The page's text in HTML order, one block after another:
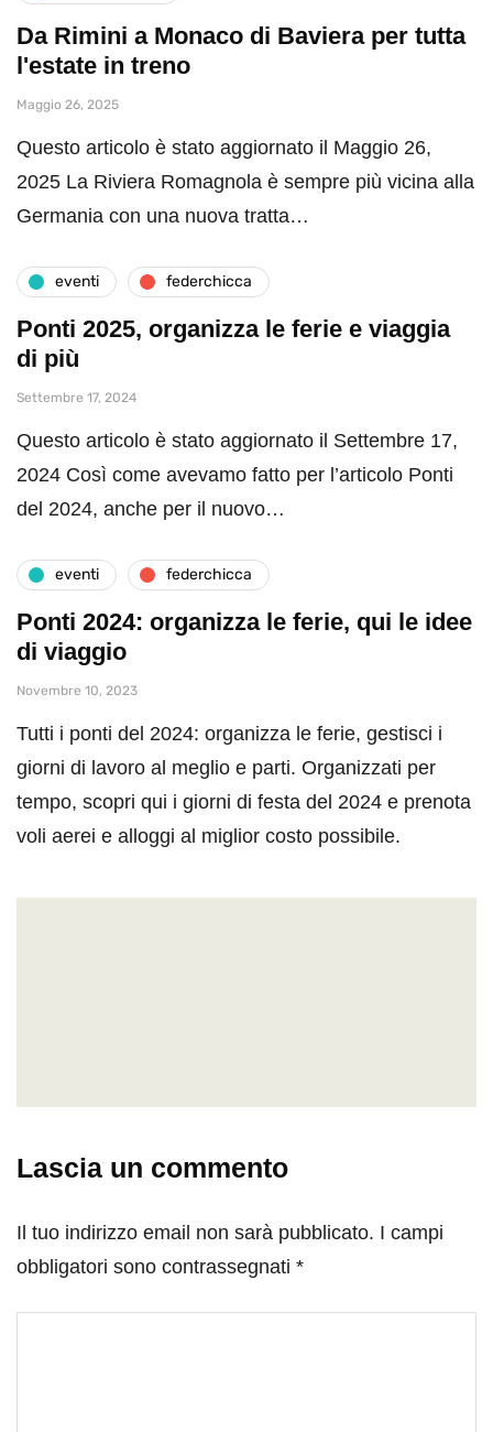
Da Rimini a Monaco di Baviera per tutta
l'estate in treno
Maggio 26, 2025
Questo articolo è stato aggiornato il Maggio 26,
2025 La Riviera Romagnola è sempre più vicina alla
Germania con una nuova tratta…
eventi federchicca
Ponti 2025, organizza le ferie e viaggia
di più
Settembre 17, 2024
Questo articolo è stato aggiornato il Settembre 17,
2024 Così come avevamo fatto per l’articolo Ponti
del 2024, anche per il nuovo…
eventi federchicca
Ponti 2024: organizza le ferie, qui le idee
di viaggio
Novembre 10, 2023
Tutti i ponti del 2024: organizza le ferie, gestisci i
giorni di lavoro al meglio e parti. Organizzati per
tempo, scopri qui i giorni di festa del 2024 e prenota
voli aerei e alloggi al miglior costo possibile.
Lascia un commento
Il tuo indirizzo email non sarà pubblicato. I campi
obbligatori sono contrassegnati *